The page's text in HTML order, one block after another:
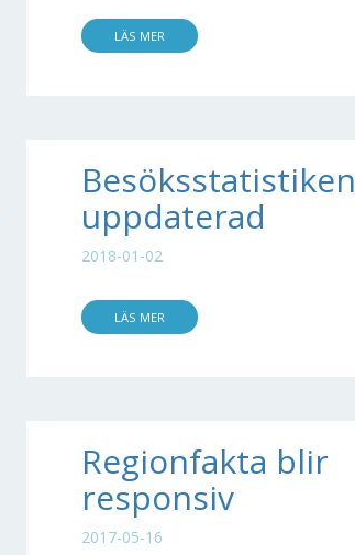
LÄS MER
Besöksstatistiken
uppdaterad
2018-01-02
LÄS MER
Regionfakta blir
responsiv
2017-05-16